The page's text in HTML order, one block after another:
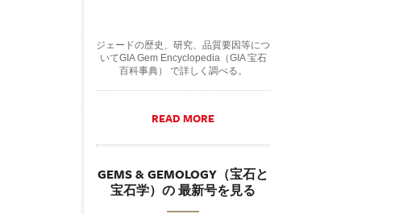
ジェードの歴史、研究、品質要因等につ
いてGIA Gem Encyclopedia（GIA 宝石
百科事典） で詳しく調べる。
READ MORE
GEMS & GEMOLOGY（宝石と
宝石学）の 最新号を見る